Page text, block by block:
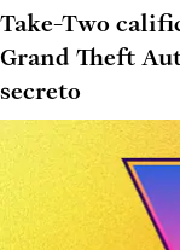
Take-Two
Grand Theft
secreto